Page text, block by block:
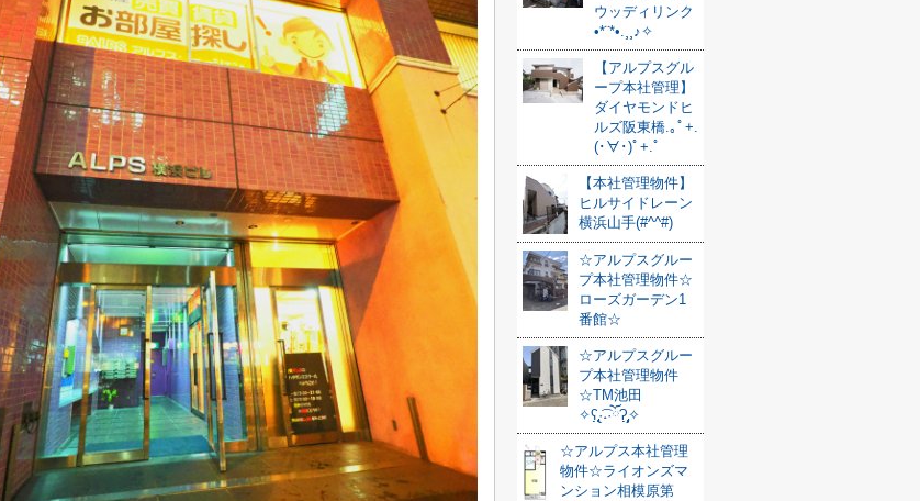
ウッディリンク
•*¨*•.¸¸♪✧
【アルプスグル
ープ本社管理】
ダイヤモンドヒ
ルズ阪東橋.｡ﾟ+.
(･∀･)ﾟ+.ﾟ
【本社管理物件】
ヒルサイドレーン
横浜山手(#^^#)
☆アルプスグルー
プ本社管理物件☆
ローズガーデン1
番館☆
☆アルプスグルー
プ本社管理物件
☆TM池田
✧ʕ̢̣̣̣̣̩̩̩̩·͡˔·ོɁ̡̣̣̣̣̩̩̩̩✧
☆アルプス本社管理
物件☆ライオンズマ
ンション相模原第